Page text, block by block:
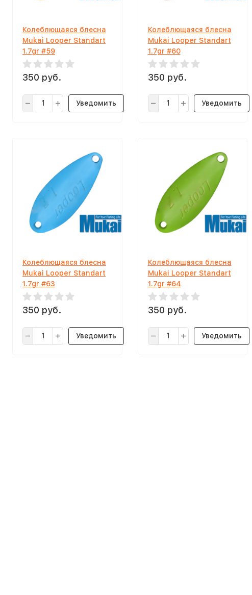
Колеблющаяся блесна
Mukai Looper Standart
1.7gr #59
350 руб.
Уведомить
Колеблющаяся блесна
Mukai Looper Standart
1.7gr #60
350 руб.
Уведомить
Колеблющаяся блесна
Mukai Looper Standart
1.7gr #63
350 руб.
Уведомить
Колеблющаяся блесна
Mukai Looper Standart
1.7gr #64
350 руб.
Уведомить